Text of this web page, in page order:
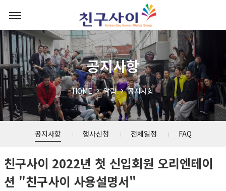
공지사항
HOME 알림 공지사항
공지사항 행사신청 전체일정 FAQ
친구사이 2022년 첫 신입회원 오리엔테이
션 "친구사이 사용설명서"